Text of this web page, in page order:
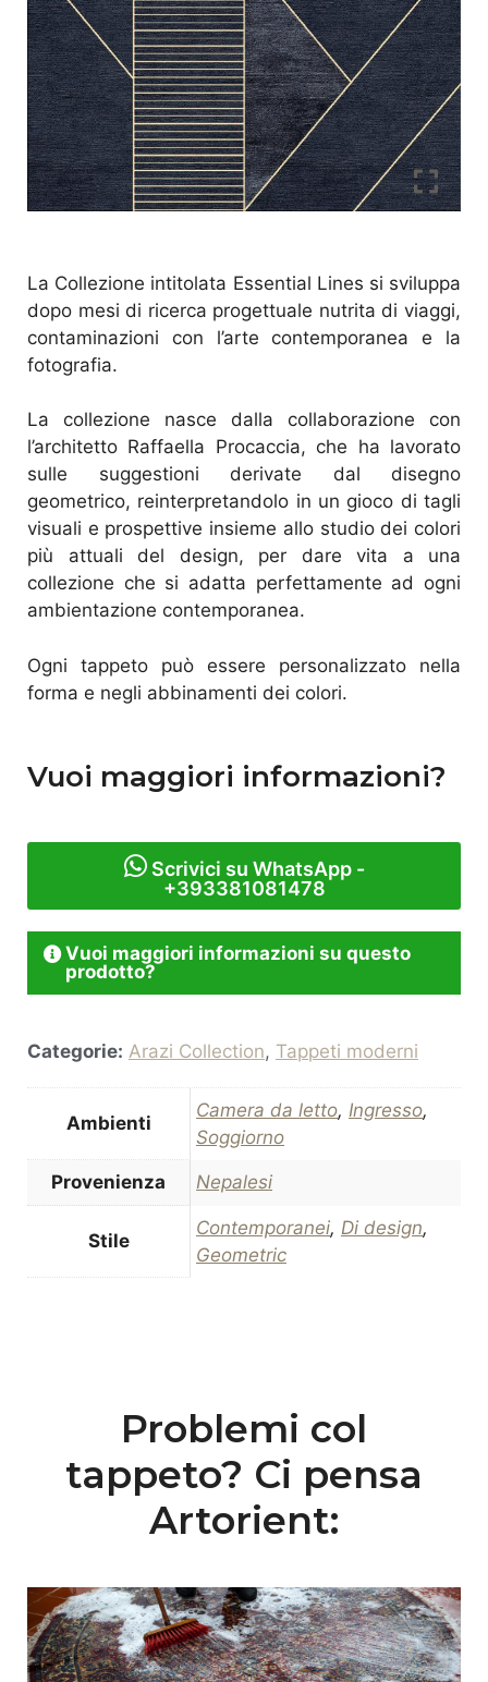
La Collezione intitolata Essential Lines si sviluppa
dopo mesi di ricerca progettuale nutrita di viaggi,
contaminazioni con l’arte contemporanea e la
fotografia.
La collezione nasce dalla collaborazione con
l’architetto Raffaella Procaccia, che ha lavorato
sulle suggestioni derivate dal disegno
geometrico, reinterpretandolo in un gioco di tagli
visuali e prospettive insieme allo studio dei colori
più attuali del design, per dare vita a una
collezione che si adatta perfettamente ad ogni
ambientazione contemporanea.
Ogni tappeto può essere personalizzato nella
forma e negli abbinamenti dei colori.
Vuoi maggiori informazioni?
Scrivici su WhatsApp -
+393381081478
Vuoi maggiori informazioni su questo
prodotto?
Categorie: Arazi Collection, Tappeti moderni
Ambienti
Camera da letto, Ingresso,
Soggiorno
Provenienza Nepalesi
Stile
Contemporanei, Di design,
Geometric
Problemi col
tappeto? Ci pensa
Artorient: